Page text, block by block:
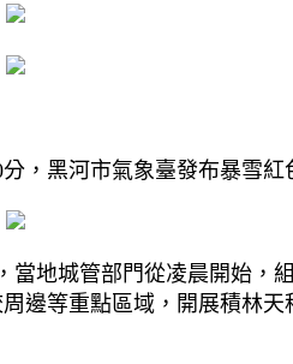
，黑河市氣象臺發布暴雪紅
地城管部門從凌晨開始，
邊等重點區域，開展積林